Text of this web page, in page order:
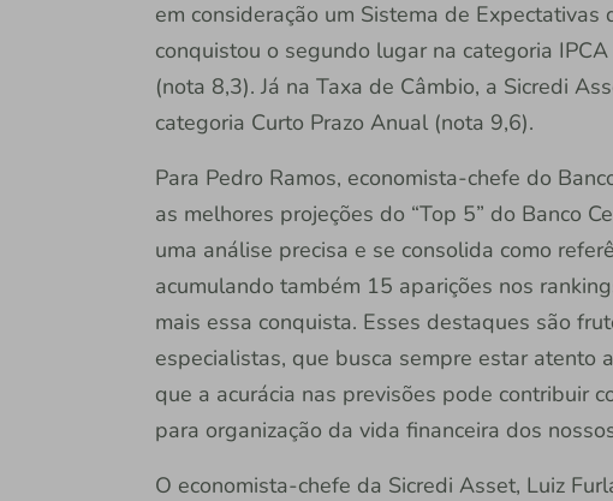
em consideração um Sistema de Expectativas
conquistou o segundo lugar na categoria
(nota 8,3). Já na Taxa de Câmbio, a Sicredi
categoria Curto Prazo Anual (nota 9,6).
Para Pedro Ramos, economista-chefe do
as melhores projeções do “Top 5” do Banco
uma análise precisa e se consolida como
acumulando também 15 aparições nos
mais essa conquista. Esses destaques são
especialistas, que busca sempre estar atento
que a acurácia nas previsões pode contribuir
para organização da vida financeira dos
O economista-chefe da Sicredi Asset, Luiz